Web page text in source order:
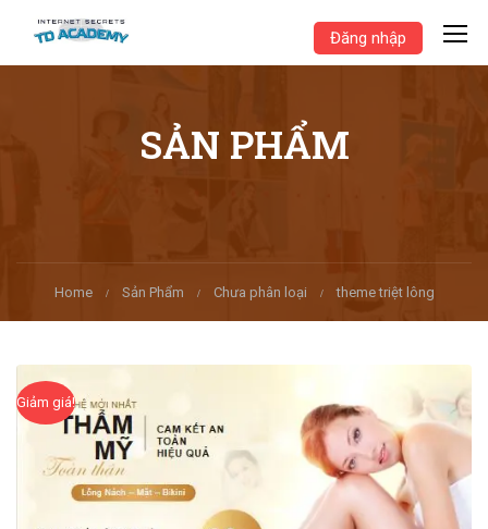
Đăng nhập
SẢN PHẨM
Home Sản Phẩm Chưa phân loại theme triệt lông
Giảm giá!